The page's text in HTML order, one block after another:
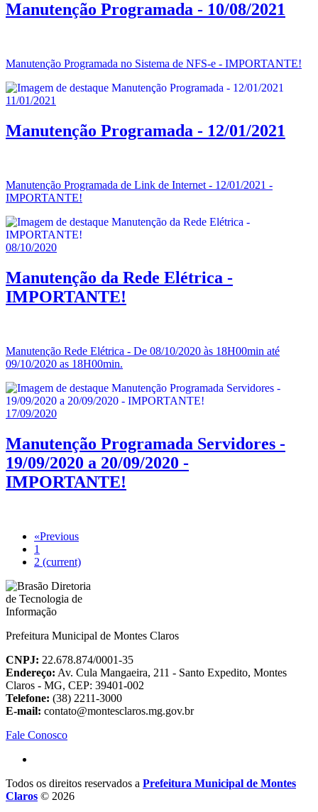
Manutenção Programada - 10/08/2021
Manutenção Programada no Sistema de NFS-e - IMPORTANTE!
11/01/2021
Manutenção Programada - 12/01/2021
Manutenção Programada de Link de Internet - 12/01/2021 -
IMPORTANTE!
08/10/2020
Manutenção da Rede Elétrica -
IMPORTANTE!
Manutenção Rede Elétrica - De 08/10/2020 às 18H00min até
09/10/2020 as 18H00min.
17/09/2020
Manutenção Programada Servidores -
19/09/2020 a 20/09/2020 -
IMPORTANTE!
«Previous
1
2 (current)
Prefeitura Municipal de Montes Claros
CNPJ: 22.678.874/0001-35
Endereço: Av. Cula Mangaeira, 211 - Santo Expedito, Montes
Claros - MG, CEP: 39401-002
Telefone: (38) 2211-3000
E-mail: contato@montesclaros.mg.gov.br
Fale Conosco
Todos os direitos reservados a Prefeitura Municipal de Montes
Claros © 2026